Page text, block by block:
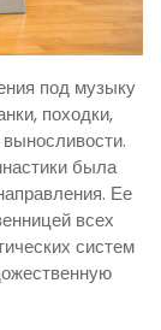
под музыку
походки,
была
Ее
всех
систем